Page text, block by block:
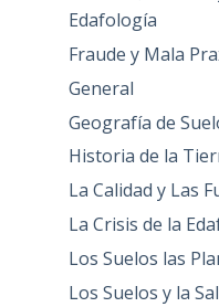
Edafología
Fraude y Mala
General
Geografía de
Historia de la
La Calidad y Las
La Crisis de la
Los Suelos las
Los Suelos y la